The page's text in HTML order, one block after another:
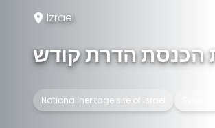
Izrael
הכנסת הדרת קודש
National heritage site of Israel